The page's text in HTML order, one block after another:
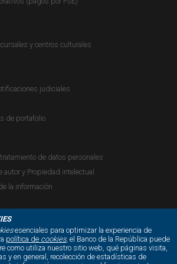
esenciales para optimizar la experiencia de
política de cookies, el Banco de la República puede
como utiliza nuestro sitio web, qué páginas visita,
y en general, recolección de estadísticas de
y centros culturales
judiciales
de portafolio
de datos personales
autor y Propiedad intelectual
la información
REDES SOCIALES: